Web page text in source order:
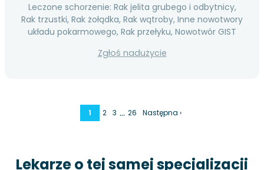
Leczone schorzenie: Rak jelita grubego i odbytnicy,
Rak trzustki, Rak żołądka, Rak wątroby, Inne nowotwory
układu pokarmowego, Rak przełyku, Nowotwór GIST
Zgłoś nadużycie
1 2 3 … 26 Następna ›
Lekarze o tej samej specjalizacji